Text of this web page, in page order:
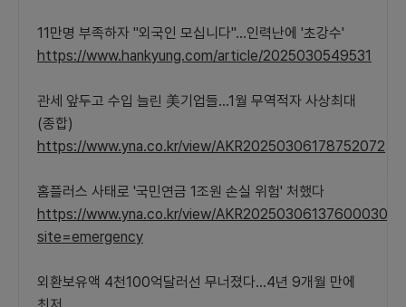
11만명 부족하자 "외국인 모십니다"…인력난에 '초강수'
https://www.hankyung.com/article/2025030549531
관세 앞두고 수입 늘린 美기업들…1월 무역적자 사상최대
(종합)
https://www.yna.co.kr/view/AKR20250306178752072
홈플러스 사태로 '국민연금 1조원 손실 위험' 처했다
https://www.yna.co.kr/view/AKR20250306137600030?
site=emergency
외환보유액 4천100억달러선 무너졌다…4년 9개월 만에